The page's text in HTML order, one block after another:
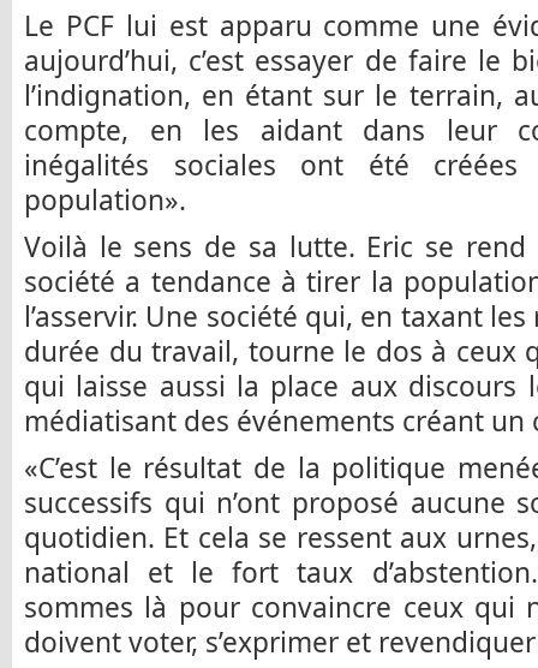
Le PCF lui est apparu comme une
aujourd’hui, c’est essayer de faire le
l’indignation, en étant sur le terrain,
compte, en les aidant dans leur
inégalités sociales ont été
population».
Voilà le sens de sa lutte. Eric se rend
société a tendance à tirer la
l’asservir. Une société qui, en taxant
durée du travail, tourne le dos à ceux
qui laisse aussi la place aux discours
médiatisant des événements créant un
«C’est le résultat de la politique
successifs qui n’ont proposé aucune
quotidien. Et cela se ressent aux
national et le fort taux
sommes là pour convaincre ceux qui
doivent voter, s’exprimer et